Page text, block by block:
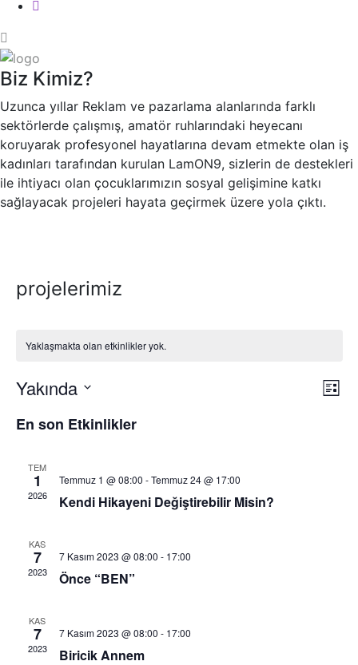
Biz Kimiz?
Uzunca yıllar Reklam ve pazarlama alanlarında farklı
sektörlerde çalışmış, amatör ruhlarındaki heyecanı
koruyarak profesyonel hayatlarına devam etmekte olan iş
kadınları tarafından kurulan LamON9, sizlerin de destekleri
ile ihtiyacı olan çocuklarımızın sosyal gelişimine katkı
sağlayacak projeleri hayata geçirmek üzere yola çıktı.
projelerimiz
Yaklaşmakta olan etkinlikler yok.
Liste
Yakında
seç.
En son Etkinlikler
TEM
1
2026
Temmuz 1 @ 08:00 -Temmuz 24 @ 17:00
Kendi Hikayeni Değiştirebilir Misin?
KAS
7
2023
7 Kasım 2023 @ 08:00 - 17:00
Önce “BEN”
KAS
7
2023
7 Kasım 2023 @ 08:00 - 17:00
Biricik Annem